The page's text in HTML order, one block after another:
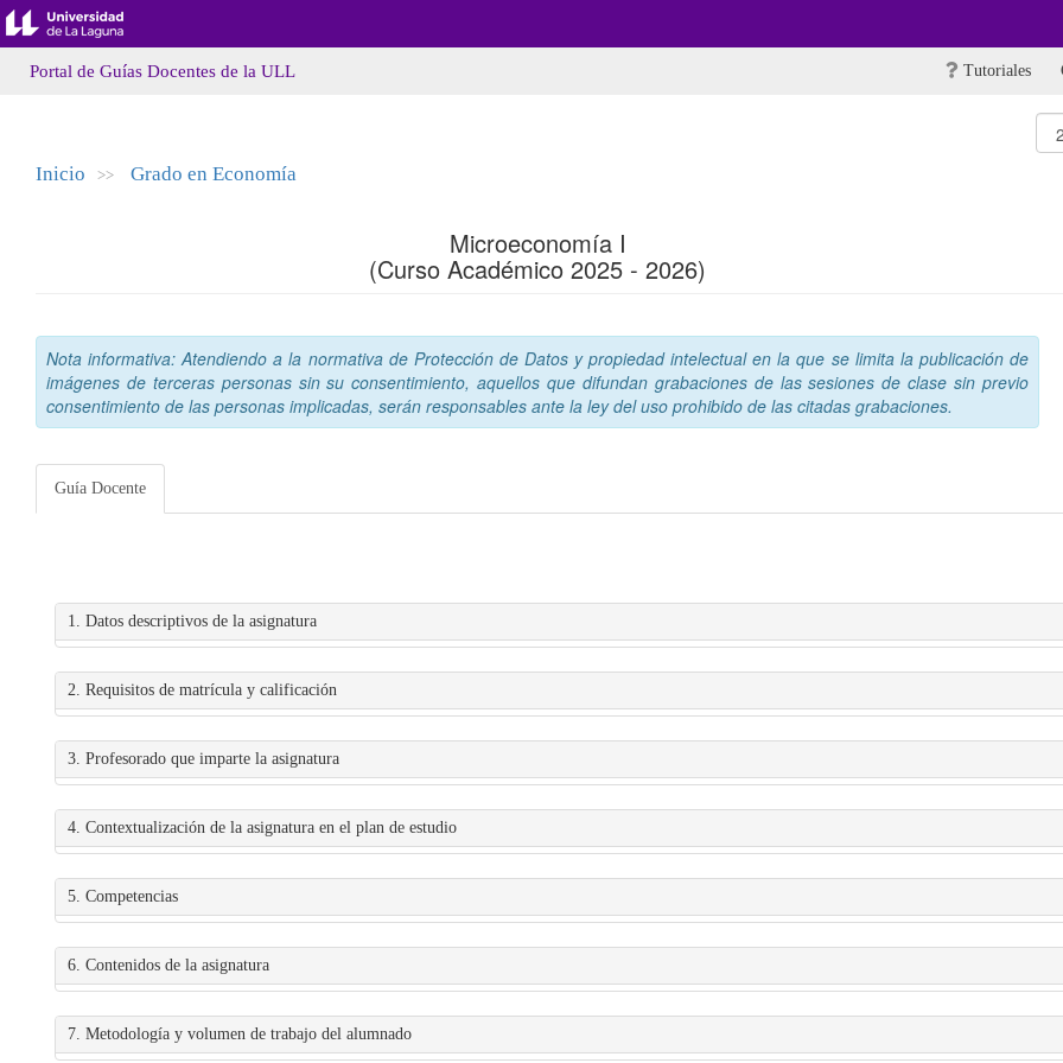
Portal de Guías Docentes de la ULL Tutoriales
Inicio >> Grado en Economía
Microeconomía I
(Curso Académico 2025 - 2026)
Nota informativa: Atendiendo a la normativa de Protección de Datos y propiedad intelectual en la que se limita la publicación de
imágenes de terceras personas sin su consentimiento, aquellos que difundan grabaciones de las sesiones de clase sin previo
consentimiento de las personas implicadas, serán responsables ante la ley del uso prohibido de las citadas grabaciones.
Guía Docente
1. Datos descriptivos de la asignatura
2. Requisitos de matrícula y calificación
3. Profesorado que imparte la asignatura
4. Contextualización de la asignatura en el plan de estudio
5. Competencias
6. Contenidos de la asignatura
7. Metodología y volumen de trabajo del alumnado